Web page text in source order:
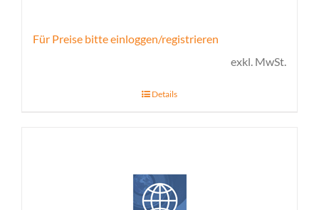
Für Preise bitte einloggen/registrieren
exkl. MwSt.
Details